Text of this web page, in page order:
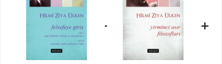
+ +